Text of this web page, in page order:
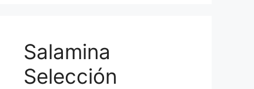
Salamina
Selección